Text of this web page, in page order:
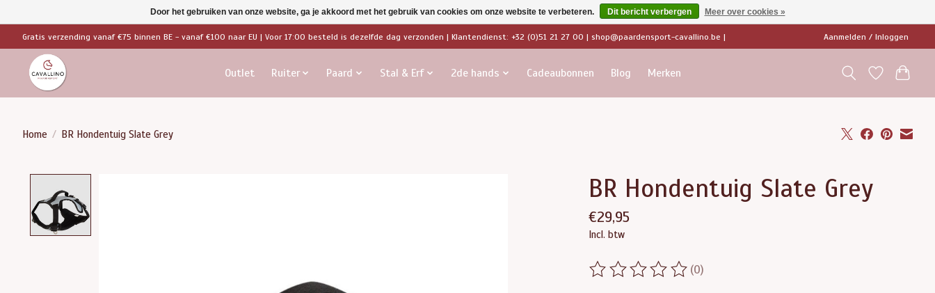
Gratis verzending vanaf €75 binnen BE - vanaf €100 naar EU | Voor 17:00 besteld is dezelfde dag verzonden | Klantendienst: +32 (0)51 21 27 00 | shop@paardensport-cavallino.be | Aanmelden / Inloggen
Outlet Ruiter Paard Stal & Erf 2de hands Cadeaubonnen Blog Merken
Home / BR Hondentuig Slate Grey
BR Hondentuig Slate Grey
€29,95
Incl. btw
De beoordeling van dit product is
(0)
Door het gebruiken van onze website, ga je akkoord met het gebruik van cookies om onze website te verbeteren. Dit bericht verbergen Meer over cookies »